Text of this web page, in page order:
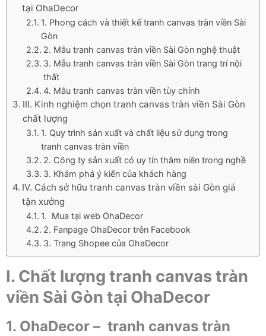
tại OhaDecor
1. Phong cách và thiết kế tranh canvas tràn viền Sài
Gòn
2. Mẫu tranh canvas tràn viền Sài Gòn nghệ thuật
3. Mẫu tranh canvas tràn viền Sài Gòn trang trí nội
thất
4. Mẫu tranh canvas tràn viền tùy chỉnh
III. Kinh nghiệm chọn tranh canvas tràn viền Sài Gòn
chất lượng
1. Quy trình sản xuất và chất liệu sử dụng trong
tranh canvas tràn viền
2. Công ty sản xuất có uy tín thâm niên trong nghề
3. Khám phá ý kiến của khách hàng
IV. Cách sở hữu tranh canvas tràn viền sài Gòn giá
tận xưởng
1. Mua tại web OhaDecor
2. Fanpage OhaDecor trên Facebook
3. Trang Shopee của OhaDecor
I. Chất lượng tranh canvas tràn
viền Sài Gòn tại OhaDecor
1. OhaDecor – tranh canvas tràn